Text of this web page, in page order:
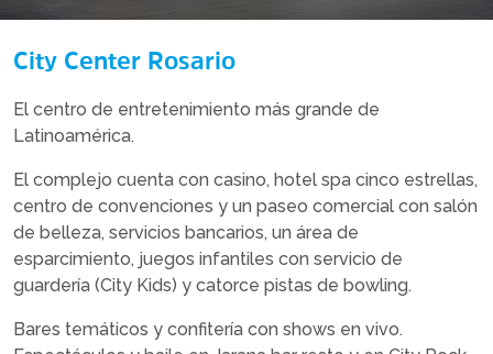
City Center Rosario
El centro de entretenimiento más grande de
Latinoamérica.
El complejo cuenta con casino, hotel spa cinco estrellas,
centro de convenciones y un paseo comercial con salón
de belleza, servicios bancarios, un área de
esparcimiento, juegos infantiles con servicio de
guardería (City Kids) y catorce pistas de bowling.
Bares temáticos y confitería con shows en vivo.